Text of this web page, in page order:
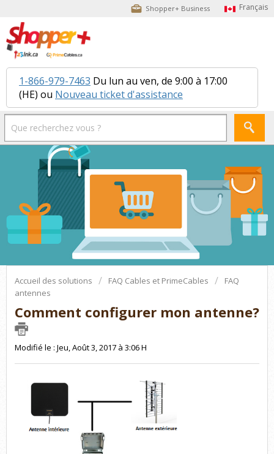
Shopper+ Business
1-866-979-7463 Du lun au ven, de 9:00 à 17:00
(HE) ou Nouveau ticket d'assistance
Accueil des solutions FAQ Cables et PrimeCables
FAQ
antennes
Comment configurer mon antenne?
Modifié le : Jeu, Août 3, 2017 à 3:06 H